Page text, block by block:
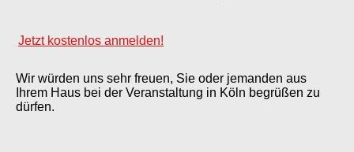
Jetzt kostenlos anmelden!
Wir würden uns sehr freuen, Sie oder jemanden aus
Ihrem Haus bei der Veranstaltung in Köln begrüßen zu
dürfen.